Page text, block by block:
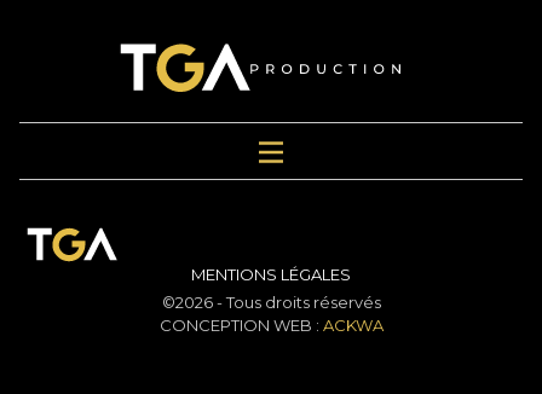
MENTIONS LÉGALES
©2026 - Tous droits réservés
CONCEPTION WEB : ACKWA